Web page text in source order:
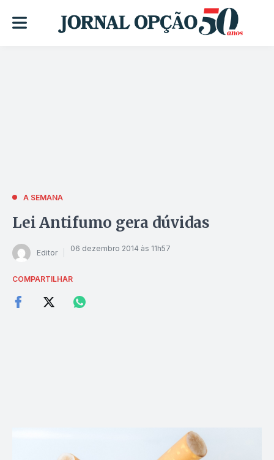
A SEMANA
Lei Antifumo gera dúvidas
Editor 06 dezembro 2014 às 11h57
COMPARTILHAR